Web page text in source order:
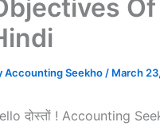
Accounting Seekho / March
दोस्तों ! Accounting